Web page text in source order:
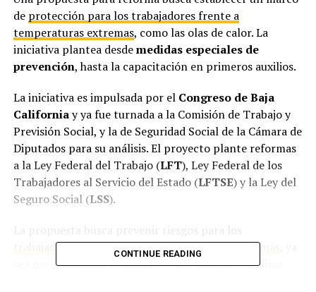
de protección para los trabajadores frente a
temperaturas extremas, como las olas de calor. La
iniciativa plantea desdemedidas especiales de
prevención, hasta la capacitación en primeros auxilios.
La iniciativa es impulsada por el Congreso de Baja
Californiay ya fue turnada a la Comisión de Trabajo y
Previsión Social, y la de Seguridad Social de la Cámara de
Diputados para su análisis. El proyecto plante reformas
a la Ley Federal del Trabajo (LFT), Ley Federal de los
Trabajadores al Servicio del Estado (LFTSE) y la Ley del
Seguro Social (LSS).
trabajadores que laboran en temperaturas extremas
sea por ambientes artificiales o por cambios de clima.
CONTINUE READING